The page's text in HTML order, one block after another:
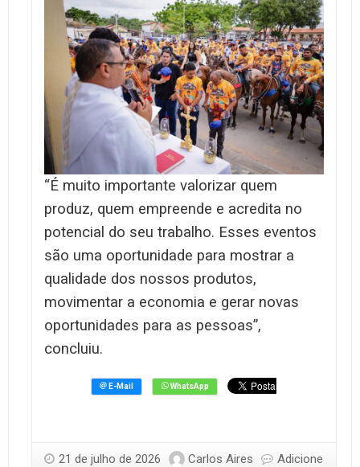
“É muito importante valorizar quem
produz, quem empreende e acredita no
potencial do seu trabalho. Esses eventos
são uma oportunidade para mostrar a
qualidade dos nossos produtos,
movimentar a economia e gerar novas
oportunidades para as pessoas”,
concluiu.
21 de julho de 2026 Carlos Aires
Adicione